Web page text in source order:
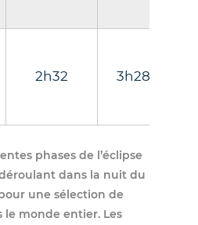
2h32 3h28
phases de l’éclipse
dans la nuit du
pour une sélection de
le monde entier. Les